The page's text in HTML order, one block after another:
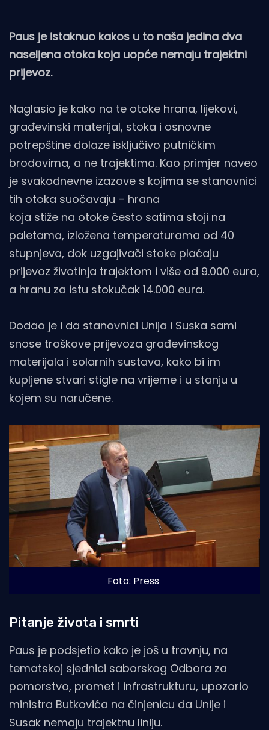
Paus je istaknuo kakos u to naša jedina dva
naseljena otoka koja uopće nemaju trajektni
prijevoz.
Naglasio je kako na te otoke hrana, lijekovi,
građevinski materijal, stoka i osnovne
potrepštine dolaze isključivo putničkim
brodovima, a ne trajektima. Kao primjer naveo
je svakodnevne izazove s kojima se stanovnici
tih otoka suočavaju – hrana
koja stiže na otoke često satima stoji na
paletama, izložena temperaturama od 40
stupnjeva, dok uzgajivači stoke plaćaju
prijevoz životinja trajektom i više od 9.000 eura,
a hranu za istu stokučak 14.000 eura.
Dodao je i da stanovnici Unija i Suska sami
snose troškove prijevoza građevinskog
materijala i solarnih sustava, kako bi im
kupljene stvari stigle na vrijeme i u stanju u
kojem su naručene.
Foto: Press
Pitanje života i smrti
Paus je podsjetio kako je još u travnju, na
tematskoj sjednici saborskog Odbora za
pomorstvo, promet i infrastrukturu, upozorio
ministra Butkovića na činjenicu da Unije i
Susak nemaju trajektnu liniju.